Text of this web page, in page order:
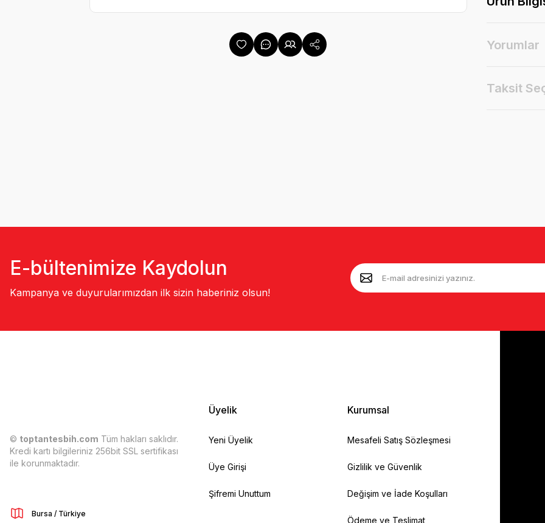
Yorumlar
Taksit
E-bültenimize Kaydolun
Kampanya ve duyurularımızdan ilk sizin haberiniz olsun!
© toptantesbih.com Tüm hakları saklıdır.
Kredi kartı bilgileriniz 256bit SSL sertifikası
ile korunmaktadır.
Bursa / Türkiye
Üyelik
Yeni Üyelik
Üye Girişi
Şifremi Unuttum
Kurumsal
Mesafeli Satış Sözleşmesi
Gizlilik ve Güvenlik
Değişim ve İade Koşulları
Ödeme ve Teslimat